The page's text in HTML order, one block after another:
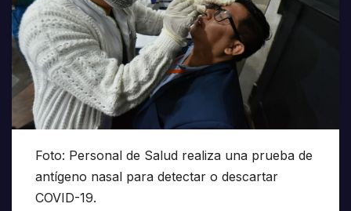
Foto: Personal de Salud realiza una prueba de
antígeno nasal para detectar o descartar
COVID-19.